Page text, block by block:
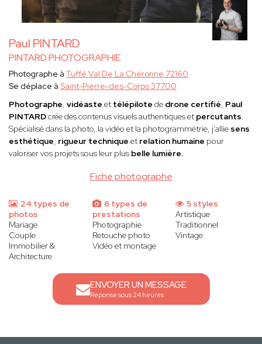
Paul PINTARD
PINTARD PHOTOGRAPHIE
Fiche photographe
Photographe à Tuffé Val De La Chéronne 72160
Se déplace à Saint-Pierre-des-Corps 37700
Photographe, vidéaste et télépilote de drone certifié, Paul
PINTARDcrée des contenus visuels authentiques et percutants.
Spécialisé dans la photo, la vidéo et la photogrammétrie, j’allie sens
esthétique, rigueur technique et relation humaine pour
valoriser vos projets sous leur plus belle lumière.
24 types de
photos
Mariage
Couple
Immobilier &
Architecture
6 types de
prestations
Photographie
Retouche photo
Vidéo et montage
5 styles
Artistique
Traditionnel
Vintage
ENVOYER UN MESSAGE
Réponse sous 24 heures